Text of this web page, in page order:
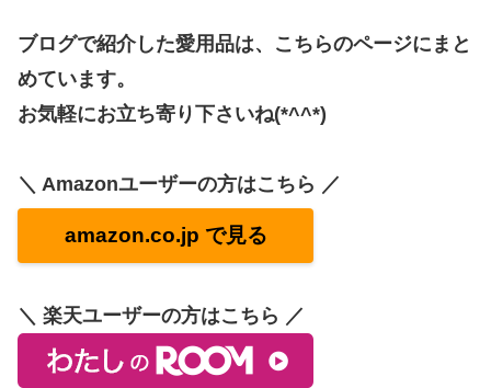
ブログで紹介した愛用品は、こちらのページにまと
めています。
お気軽にお立ち寄り下さいね(*^^*)
＼ Amazonユーザーの方はこちら ／
amazon.co.jp で見る
＼ 楽天ユーザーの方はこちら ／